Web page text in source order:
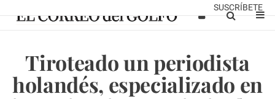
SUSCRÍBETE
Tiroteado un periodista
holandés, especializado en